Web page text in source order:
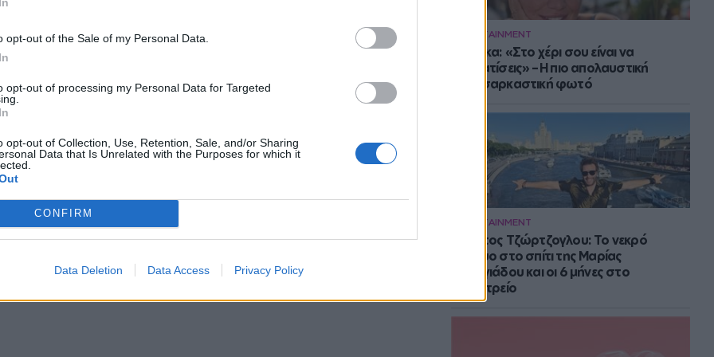
opt-out of the Sale of my Personal Data.
opt-out of processing my Personal Data for Targeted
opt-out of Collection, Use, Retention, Sale, and/or Sharing
Data that Is Unrelated with the Purposes for which it
CONFIRM
Data Deletion Data Access Privacy Policy
ENTERTAINMENT
Μπάρκα: «Στο χέρι σου είναι να
αδυνατίσεις» – Η πιο απολαυστική
αυτοσαρκαστική φωτό
ENTERTAINMENT
Στράτος Τζώρτζογλου: Το νεκρό
έμβρυο στο σπίτι της Μαρίας
Γεωργιάδου και οι 6 μήνες στο
ψυχιατρείο
τις ακραίες, παράνομες και άθλιες
του».
είναι μονόδρομος η προσφυγή στη
τον εαυτό του» υπογράμμισε, μεταξύ
Μαζωνάκη στο Live News με τον Νίκο
στο Μεγάλο Κανάλι.